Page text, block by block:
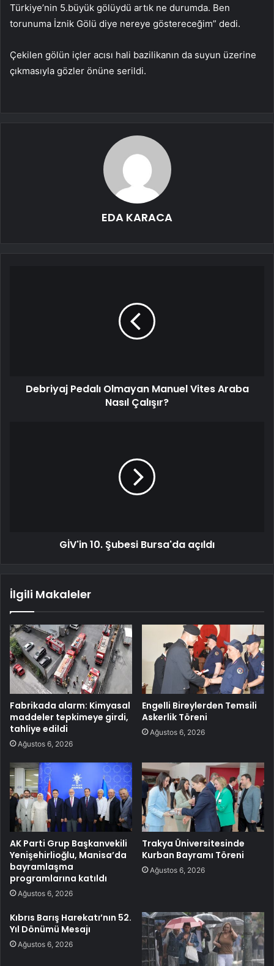
Türkiye’nin 5.büyük gölüydü artık ne durumda. Ben
torunuma İznik Gölü diye nereye göstereceğim” dedi.
Çekilen gölün içler acısı hali bazilikanın da suyun üzerine
çıkmasıyla gözler önüne serildi.
EDA KARACA
Debriyaj Pedalı Olmayan Manuel Vites Araba
Nasıl Çalışır?
GİV'in 10. Şubesi Bursa'da açıldı
İlgili Makaleler
Fabrikada alarm: Kimyasal
maddeler tepkimeye girdi,
tahliye edildi
Ağustos 6, 2026
Engelli Bireylerden Temsili
Askerlik Töreni
Ağustos 6, 2026
AK Parti Grup Başkanvekili
Yenişehirlioğlu, Manisa’da
bayramlaşma
programlarına katıldı
Ağustos 6, 2026
Trakya Üniversitesinde
Kurban Bayramı Töreni
Ağustos 6, 2026
Kıbrıs Barış Harekatı’nın 52.
Yıl Dönümü Mesajı
Ağustos 6, 2026